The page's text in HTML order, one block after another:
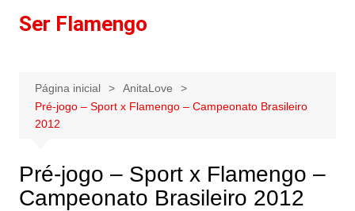
paraSer Flamengo
Página inicial
AnitaLove
Pré-jogo – Sport x Flamengo – Campeonato Brasileiro
2012
Pré-jogo – Sport x Flamengo –
Campeonato Brasileiro 2012